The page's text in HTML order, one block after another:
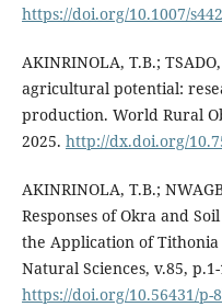
https://doi.org/10.1007/
AKINRINOLA, T.B.;
agricultural potential:
production. World Rural
2025. http://dx.doi.org/
AKINRINOLA, T.B.;
Responses of Okra and
the Application of
Natural Sciences, v.85,
https://doi.org/10.56431/p-